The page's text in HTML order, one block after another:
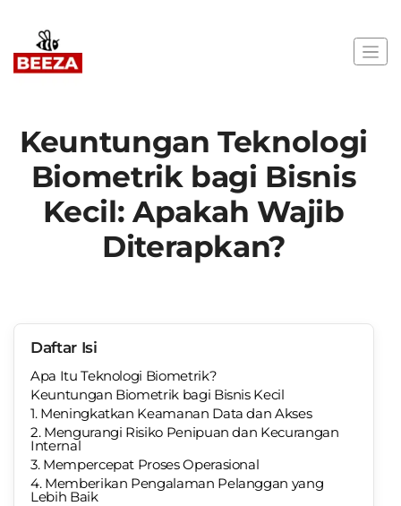
Keuntungan Teknologi
Biometrik bagi Bisnis
Kecil: Apakah Wajib
Diterapkan?
Daftar Isi
Apa Itu Teknologi Biometrik?
Keuntungan Biometrik bagi Bisnis Kecil
1. Meningkatkan Keamanan Data dan Akses
2. Mengurangi Risiko Penipuan dan Kecurangan
Internal
3. Mempercepat Proses Operasional
4. Memberikan Pengalaman Pelanggan yang
Lebih Baik